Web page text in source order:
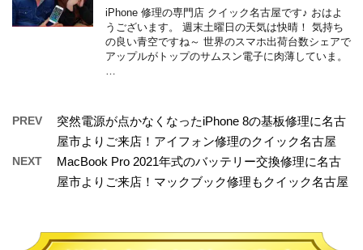
iPhone 修理の専門店 クイック名古屋です♪ おはよ
うございます。 週末土曜日の天気は快晴！ 気持ち
の良い青空ですね～ 世界のスマホ出荷台数シェアで
アップルがトップのサムスン電子に肉薄していま。
PREV
突然電源が点かなくなったiPhone 8の基板修理に名古
屋市よりご来店！アイフォン修理のクイック名古屋
NEXT
MacBook Pro 2021年式のバッテリー交換修理に名古
屋市よりご来店！マックブック修理もクイック名古屋